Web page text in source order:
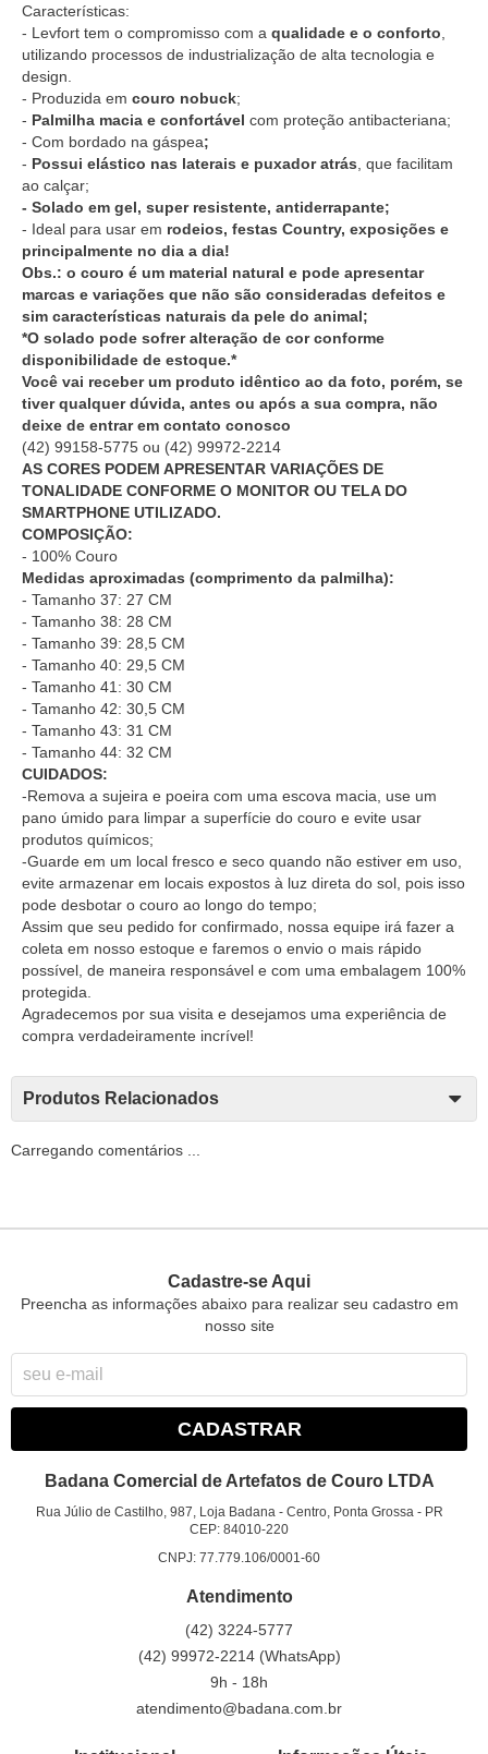
Características:
- Levfort tem o compromisso com a qualidade e o conforto
utilizando processos de industrialização de alta tecnologia e
design.
- Produzida em couro nobuck;
- Palmilha macia e confortável com proteção antibacteriana;
- Com bordado na gáspea;
- Possui elástico nas laterais e puxador atrás , que facilitam
ao calçar;
- Solado em gel, super resistente, antiderrapante;
- Ideal para usar em rodeios, festas Country, exposições e
principalmente no dia a dia!
Obs.: o couro é um material natural e pode apresentar
marcas e variações que não são consideradas defeitos e
sim características naturais da pele do animal;
*O solado pode sofrer alteração de cor conforme
disponibilidade de estoque.*
Você vai receber um produto idêntico ao da foto, porém, se
tiver qualquer dúvida, antes ou após a sua compra, não
deixe de entrar em contato conosco
(42) 99158-5775 ou (42) 99972-2214
AS CORES PODEM APRESENTAR VARIAÇÕES DE
TONALIDADE CONFORME O MONITOR OU TELA DO
SMARTPHONE UTILIZADO.
COMPOSIÇÃO:
- 100% Couro
Medidas aproximadas (comprimento da palmilha):
- Tamanho 37: 27 CM
- Tamanho 38: 28 CM
- Tamanho 39: 28,5 CM
- Tamanho 40: 29,5 CM
- Tamanho 41: 30 CM
- Tamanho 42: 30,5 CM
- Tamanho 43: 31 CM
- Tamanho 44: 32 CM
CUIDADOS:
-Remova a sujeira e poeira com uma escova macia, use um
pano úmido para limpar a superfície do couro e evite usar
produtos químicos;
-Guarde em um local fresco e seco quando não estiver em uso,
evite armazenar em locais expostos à luz direta do sol, pois isso
pode desbotar o couro ao longo do tempo;
Assim que seu pedido for confirmado, nossa equipe irá fazer a
coleta em nosso estoque e faremos o envio o mais rápido
possível, de maneira responsável e com uma embalagem 100%
protegida.
Agradecemos por sua visita e desejamos uma experiência de
compra verdadeiramente incrível!
Produtos Relacionados
Carregando comentários ...
Cadastre-se Aqui
Preencha as informações abaixo para realizar seu cadastro em
nosso site
CADASTRAR
Badana Comercial de Artefatos de Couro LTDA
Rua Júlio de Castilho, 987, Loja Badana - Centro, Ponta Grossa - PR
CEP: 84010-220
CNPJ: 77.779.106/0001-60
Atendimento
(42) 3224-5777
(42) 99972-2214 (WhatsApp)
9h - 18h
atendimento@badana.com.br